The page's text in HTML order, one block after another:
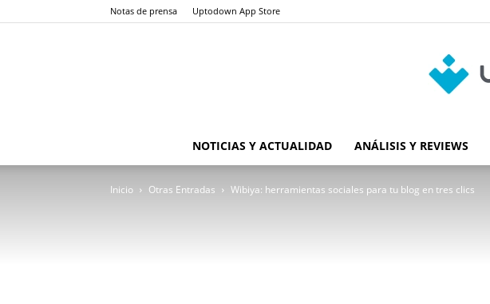
Notas de prensa Uptodown App Store
NOTICIAS Y ACTUALIDAD ANÁLISIS Y REVIEWS
Inicio Otras Entradas Wibiya: herramientas sociales para tu blog en tres clics